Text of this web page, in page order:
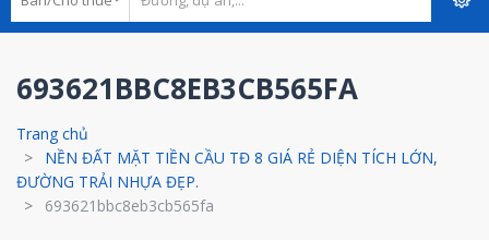
693621BBC8EB3CB565FA
Trang chủ
NỀN ĐẤT MẶT TIỀN CẦU TĐ 8 GIÁ RẺ DIỆN TÍCH LỚN,
ĐƯỜNG TRẢI NHỰA ĐẸP.
693621bbc8eb3cb565fa